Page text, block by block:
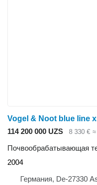
Vogel & Noot blue line
114 200 000 UZS
8 330 €
Почвообрабатывающая
2004
Германия, De-27330